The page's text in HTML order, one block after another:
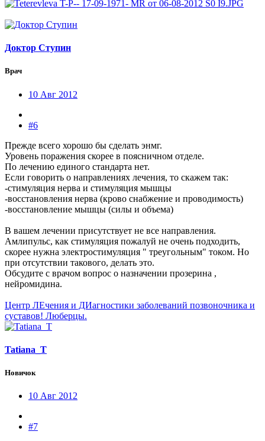
Доктор Ступин
Врач
10 Авг 2012
#6
Прежде всего хорошо бы сделать энмг.
Уровень поражения скорее в поясничном отделе.
По лечению единого стандарта нет.
Если говорить о направлениях лечения, то скажем так:
-стимуляция нерва и стимуляция мышцы
-восстановления нерва (крово снабжение и проводимость)
-восстановление мышцы (силы и объема)
В вашем лечении присутствует не все направления.
Амлипульс, как стимуляция пожалуй не очень подходить,
скорее нужна электростимуляция " треугольным" током. Но
при отсутствии такового, делать это.
Обсудите с врачом вопрос о назначении прозерина ,
нейромидина.
Центр ЛЕчения и ДИагностики заболеваний позвоночника и
суставов! Люберцы.
Tatiana_T
Новичок
10 Авг 2012
#7